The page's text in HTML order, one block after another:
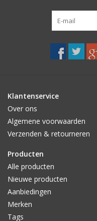
Klantenservice
Over ons
Algemene voorwaarden
Verzenden & retourneren
Producten
Alle producten
Nieuwe producten
Aanbiedingen
Merken
Tags